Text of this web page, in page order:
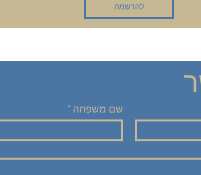
להרשמה
שם משפחה *